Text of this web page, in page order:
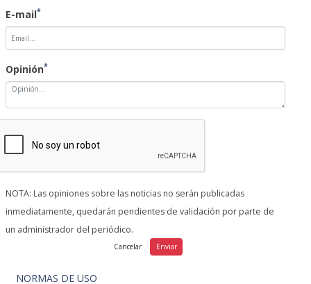
E-mail*
Opinión*
NOTA: Las opiniones sobre las noticias no serán publicadas
inmediatamente, quedarán pendientes de validación por parte de
un administrador del periódico.
NORMAS DE USO